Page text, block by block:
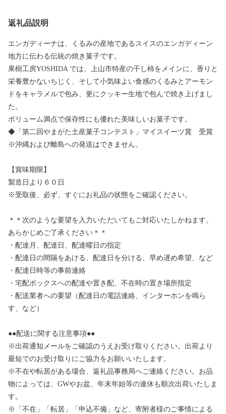
返礼品説明
エンガディーナは、くるみの産地であるスイスのエンガディーン
地方に伝わる伝統の焼き菓子です。
果樹工房YOSHIDA では、上山市特産の干し柿をメインに、香りと
栄養豊かないちじく、そして小気味よい食感のくるみとアーモン
ドをキャラメルで包み、更にクッキー生地で包んで焼き上げまし
た。
ボリューム満点で保存性にも優れた美味しいお菓子です。
◆「第二回やまがた土産菓子コンテスト」マイスイーツ賞 受賞
※沖縄および離島への発送はできません。
【賞味期限】
製造日より６０日
※受取後、必ず、すぐにお礼品の状態をご確認ください。
＊＊次のような要望を入力いただいてもご対応いたしかねます。
あらかじめご了承ください＊＊
・配達月、配達日、配達曜日の指定
・配達日の間隔をあける、配達日を分ける、早め遅め希望、など
・配達日時等の事前連絡
・宅配ボックスへの配達や置き配、不在時の置き場所指定
・配送業者への要望（配達日の電話連絡、インターホンを鳴ら
す、など）
●●配送に関する注意事項●●
※出荷通知メールをご確認のうえお受け取りください。出荷より
最短でのお受け取りにご協力をお願いいたします。
※不在や転居がある場合、返礼品事務局へご連絡ください。お品
物によっては、GWやお盆、年末年始等の連休も順次出荷いたしま
す。
※「不在」「転居」「申込不備」など、寄附者様のご事情による